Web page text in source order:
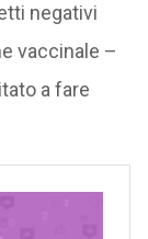
negativi
vaccinale –
a fare